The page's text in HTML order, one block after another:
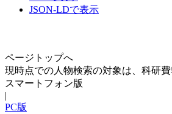
JSON-LDで表示
ページトップへ
現時点での人物検索の対象は、科研費
スマートフォン版
|
PC版